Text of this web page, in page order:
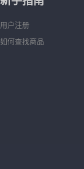
用户注册
如何查找商品